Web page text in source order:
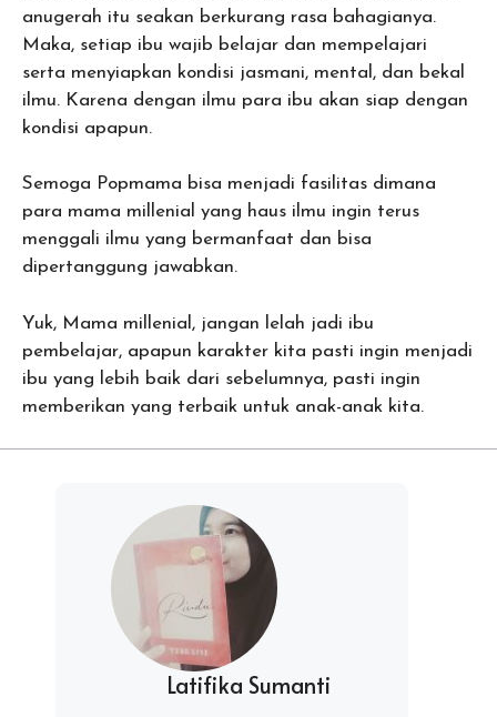
anugerah itu seakan berkurang rasa bahagianya.
Maka, setiap ibu wajib belajar dan mempelajari
serta menyiapkan kondisi jasmani, mental, dan bekal
ilmu. Karena dengan ilmu para ibu akan siap dengan
kondisi apapun.
Semoga Popmama bisa menjadi fasilitas dimana
para mama millenial yang haus ilmu ingin terus
menggali ilmu yang bermanfaat dan bisa
dipertanggung jawabkan.
Yuk, Mama millenial, jangan lelah jadi ibu
pembelajar, apapun karakter kita pasti ingin menjadi
ibu yang lebih baik dari sebelumnya, pasti ingin
memberikan yang terbaik untuk anak-anak kita.
Latifika Sumanti